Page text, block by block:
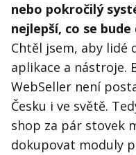
nebo pokročilý
nejlepší, co se
Chtěl jsem, aby lidé
aplikace a nástroje.
WebSeller není
Česku i ve světě.
shop za pár stovek
dokupovat moduly